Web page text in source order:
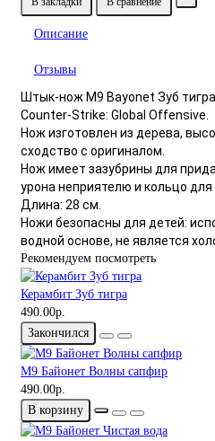
Описание
Отзывы
Штык-нож M9 Bayonet Зуб
Counter-Strike: Global Offensive.
Нож изготовлен из дерева,
сходство с оригиналом.
Нож имеет зазубрины для
урона неприятелю и кольцо для
Длина: 28 см.
Ножи безопасны для детей:
водной основе, не является
Рекомендуем посмотреть
Керамбит Зуб тигра
490.00р.
Закончился
М9 Байонет Волны сапфир
490.00р.
В корзину